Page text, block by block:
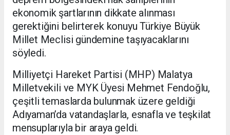
ekonomik şartlarının dikkate alınması
gerektiğini belirterek konuyu Türkiye Büyük
Millet Meclisi gündemine taşıyacaklarını
söyledi.
Milliyetçi Hareket Partisi (MHP) Malatya
Milletvekili ve MYK Üyesi Mehmet Fendoğlu,
çeşitli temaslarda bulunmak üzere geldiği
Adıyaman’da vatandaşlarla, esnafla ve teşkilat
mensuplarıyla bir araya geldi.